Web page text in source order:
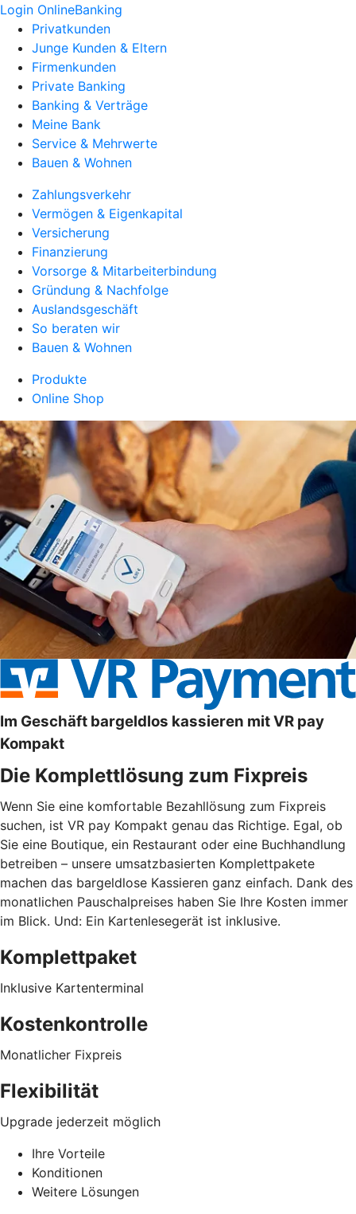
Login OnlineBanking
Privatkunden
Junge Kunden & Eltern
Firmenkunden
Private Banking
Banking & Verträge
Meine Bank
Service & Mehrwerte
Bauen & Wohnen
Zahlungsverkehr
Vermögen & Eigenkapital
Versicherung
Finanzierung
Vorsorge & Mitarbeiterbindung
Gründung & Nachfolge
Auslandsgeschäft
So beraten wir
Bauen & Wohnen
Produkte
Online Shop
Im Geschäft bargeldlos kassieren mit VR pay
Kompakt
Die Komplettlösung zum Fixpreis
Wenn Sie eine komfortable Bezahllösung zum Fixpreis
suchen, ist VR pay Kompakt genau das Richtige. Egal, ob
Sie eine Boutique, ein Restaurant oder eine Buchhandlung
betreiben – unsere umsatzbasierten Komplettpakete
machen das bargeldlose Kassieren ganz einfach. Dank des
monatlichen Pauschalpreises haben Sie Ihre Kosten immer
im Blick. Und: Ein Kartenlesegerät ist inklusive.
Komplettpaket
Inklusive Kartenterminal
Kostenkontrolle
Monatlicher Fixpreis
Flexibilität
Upgrade jederzeit möglich
Ihre Vorteile
Konditionen
Weitere Lösungen